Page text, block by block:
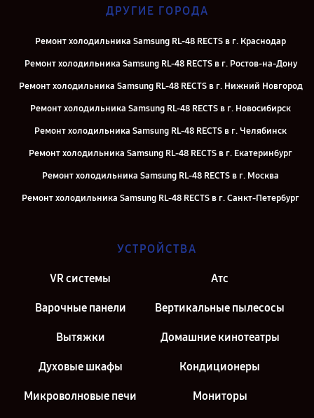
ДРУГИЕ ГОРОДА
Ремонт холодильника Samsung RL-48 RECTS в г. Краснодар
Ремонт холодильника Samsung RL-48 RECTS в г. Ростов-на-Дону
Ремонт холодильника Samsung RL-48 RECTS в г. Нижний Новгород
Ремонт холодильника Samsung RL-48 RECTS в г. Новосибирск
Ремонт холодильника Samsung RL-48 RECTS в г. Челябинск
Ремонт холодильника Samsung RL-48 RECTS в г. Екатеринбург
Ремонт холодильника Samsung RL-48 RECTS в г. Москва
Ремонт холодильника Samsung RL-48 RECTS в г. Санкт-Петербург
УСТРОЙСТВА
VR системы Атс
Варочные панели Вертикальные пылесосы
Вытяжки Домашние кинотеатры
Духовые шкафы Кондиционеры
Микроволновые печи Мониторы